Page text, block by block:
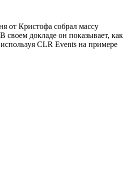
от Кристофа собрал массу
своем докладе он показывает, как
CLR Events на примере